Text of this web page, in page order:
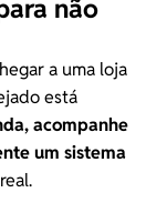
não
a uma loja
está
, acompanhe
um sistema